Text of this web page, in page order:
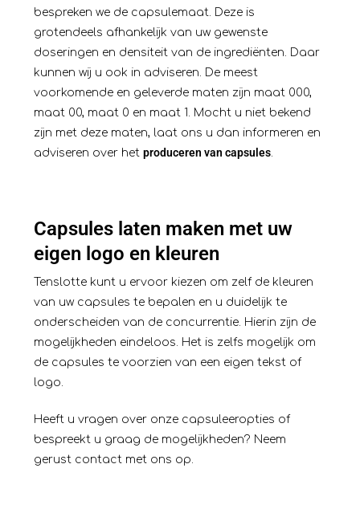
bespreken we de capsulemaat. Deze is
grotendeels afhankelijk van uw gewenste
doseringen en densiteit van de ingrediënten. Daar
kunnen wij u ook in adviseren. De meest
voorkomende en geleverde maten zijn maat 000,
maat 00, maat 0 en maat 1. Mocht u niet bekend
zijn met deze maten, laat ons u dan informeren en
adviseren over het produceren van capsules.
Capsules laten maken met uw
eigen logo en kleuren
Tenslotte kunt u ervoor kiezen om zelf de kleuren
van uw capsules te bepalen en u duidelijk te
onderscheiden van de concurrentie. Hierin zijn de
mogelijkheden eindeloos. Het is zelfs mogelijk om
de capsules te voorzien van een eigen tekst of
logo.
Heeft u vragen over onze capsuleeropties of
bespreekt u graag de mogelijkheden? Neem
gerust contact met ons op.